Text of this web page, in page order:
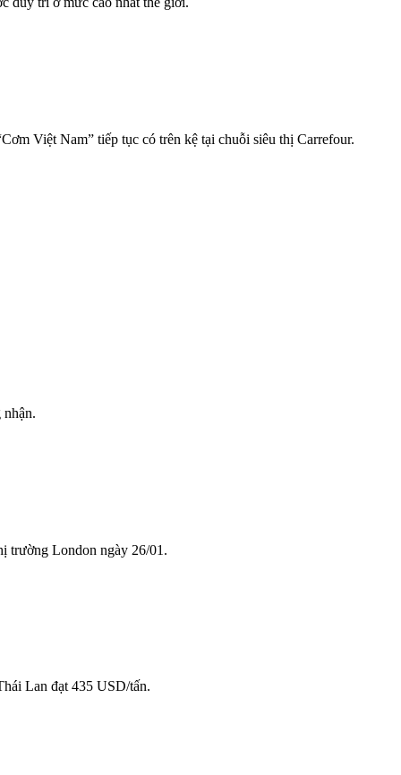
Việt Nam” tiếp tục có trên kệ tại chuỗi siêu thị Carrefour.
trường London ngày 26/01.
Lan đạt 435 USD/tấn.